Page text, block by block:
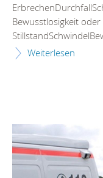
Bewusstlosigkeit
Weiterlesen